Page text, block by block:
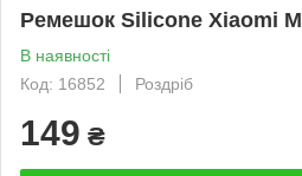
Ремешок Silicone Xiaomi
В наявності
Код: 16852
Роздріб
149 ₴